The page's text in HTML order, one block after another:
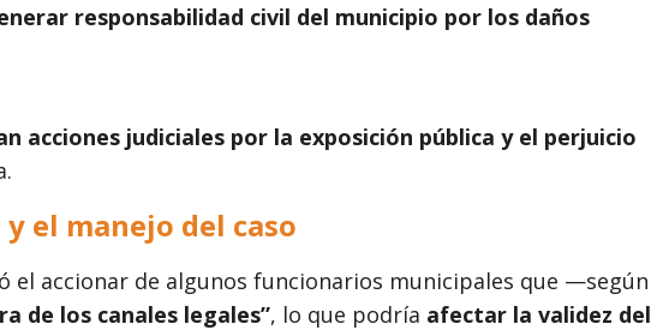
responsabilidad civil del municipio por los daños
acciones judiciales por la exposición pública y el perjuicio
el manejo del caso
el accionar de algunos funcionarios municipales que —según
de los canales legales”, lo que podría afectar la validez del